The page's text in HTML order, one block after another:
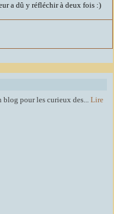
pour les curieux des...
Lire
a dû y réfléchir à deux fois :)